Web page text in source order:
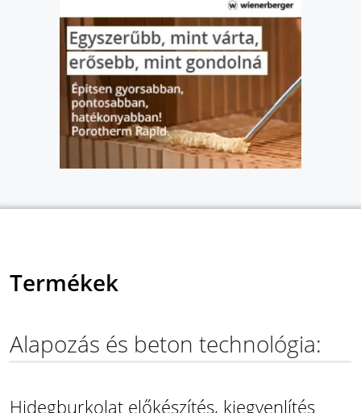
Termékek
Alapozás és beton technológia:
Hidegburkolat előkészítés, kiegyenlítés